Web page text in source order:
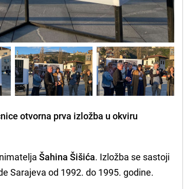
otvorna prva izložba u okviru
Šahina Šišića. Izložba se sastoji
Sarajeva od 1992. do 1995. godine.